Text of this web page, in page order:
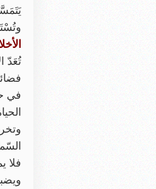
تُعَدّ
في
فلا